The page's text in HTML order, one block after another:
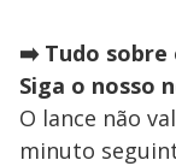
➡️ Tudo sobre
Siga o nosso
O lance não
minuto